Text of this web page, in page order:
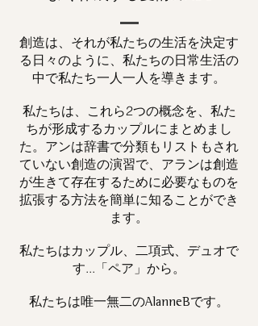
創造は、それが私たちの生活を決定す
る日々のように、私たちの日常生活の
中で私たち一人一人を導きます。
私たちは、これら2つの概念を、私た
ちが形成するカップルにまとめまし
た。アンは辞書で分類もリストもされ
ていない創造の演習で、アランは創造
が生きて存在するために必要なものを
拡張する方法を簡単に知ることができ
ます。
私たちはカップル、二項式、デュオで
す...「ペア」から。
私たちは唯一無二のAlanneBです。